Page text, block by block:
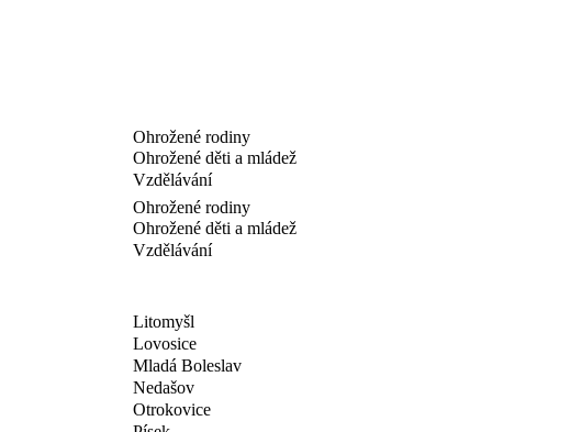
Ohrožené rodiny
Ohrožené děti a mládež
Vzdělávání
Ohrožené rodiny
Ohrožené děti a mládež
Vzdělávání
Litomyšl
Lovosice
Mladá Boleslav
Nedašov
Otrokovice